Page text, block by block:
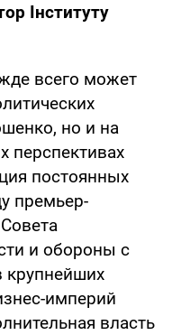
Інституту
всего может
но и на
перспективах
постоянных
премьер-
и обороны с
крупнейших
империй
власть